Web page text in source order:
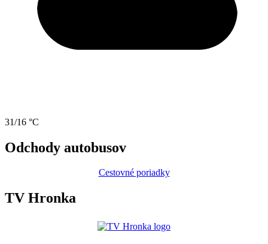
31/16 °C
Odchody autobusov
Cestovné poriadky
TV Hronka